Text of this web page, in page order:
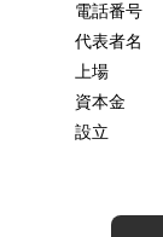
電話番号
代表者名
上場
資本金
設立